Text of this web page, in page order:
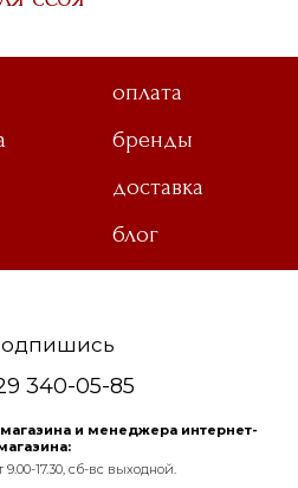
оплата
бренды
доставка
блог
340-05-85
и менеджера интернет-
9.00-17.30, сб-вс выходной.